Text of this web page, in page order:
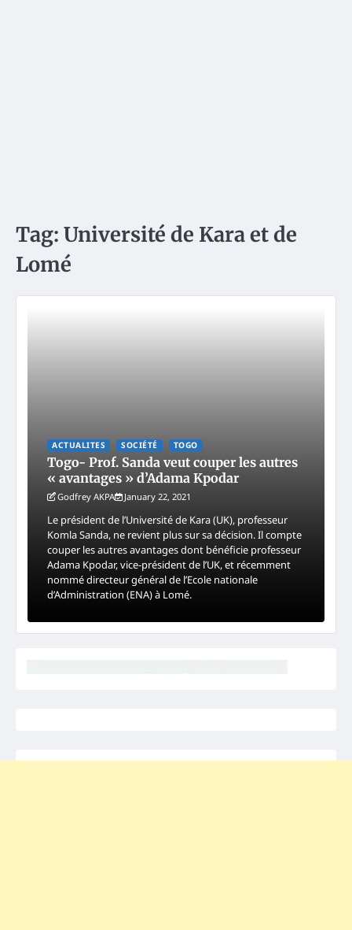
Tag: Université de Kara et de
Lomé
ACTUALITES SOCIÉTÉ TOGO
Togo- Prof. Sanda veut couper les autres
« avantages » d’Adama Kpodar
Godfrey AKPA January 22, 2021
Le président de l’Université de Kara (UK), professeur
Komla Sanda, ne revient plus sur sa décision. Il compte
couper les autres avantages dont bénéficie professeur
Adama Kpodar, vice-président de l’UK, et récemment
nommé directeur général de l’Ecole nationale
d’Administration (ENA) à Lomé.